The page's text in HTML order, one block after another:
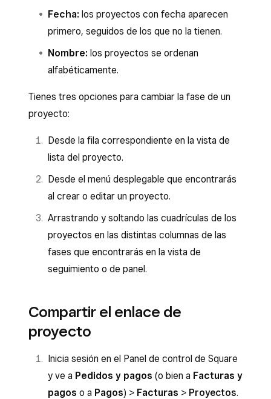
Fecha: los proyectos con fecha aparecen
primero, seguidos de los que no la tienen.
Nombre: los proyectos se ordenan
alfabéticamente.
Tienes tres opciones para cambiar la fase de un
proyecto:
Desde la fila correspondiente en la vista de
lista del proyecto.
Desde el menú desplegable que encontrarás
al crear o editar un proyecto.
Arrastrando y soltando las cuadrículas de los
proyectos en las distintas columnas de las
fases que encontrarás en la vista de
seguimiento o de panel.
Compartir el enlace de
proyecto
Inicia sesión en el Panel de control de Square
y ve a Pedidos y pagos (o bien a Facturas y
pagos o a Pagos) > Facturas > Proyectos.